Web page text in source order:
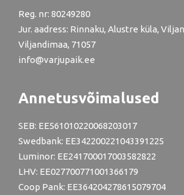
Reg. nr: 80249280
Jur. aadress: Rinnaku, Alustre küla,
Viljandimaa, 71057
info@varjupaik.ee
Annetusvõimalused
SEB: EE561010220068203017
Swedbank: EE342200221043391225
Luminor: EE241700017003582822
LHV: EE027700771001366179
Coop Pank: EE364204278615079704